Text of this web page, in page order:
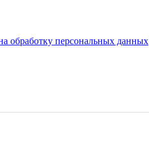
обработку персональных данных